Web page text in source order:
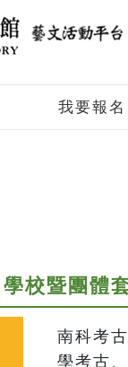
我要報名
校暨團體
南科考
學考古